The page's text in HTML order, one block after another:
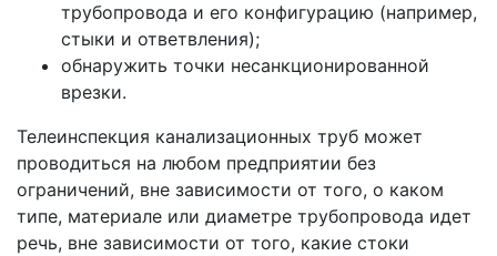
трубопровода и его конфигурацию (например,
стыки и ответвления);
обнаружить точки несанкционированной
врезки.
Телеинспекция канализационных труб может
проводиться на любом предприятии без
ограничений, вне зависимости от того, о каком
типе, материале или диаметре трубопровода идет
речь, вне зависимости от того, какие стоки